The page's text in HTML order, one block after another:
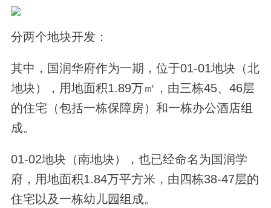
分两个地块开发：
其中，国润华府作为一期，位于01-01地块（北
地块），用地面积1.89万㎡，由三栋45、 46层
的住宅（包括一栋保障房）和一栋办公酒店组
成。
01-02地块（南地块），也已经命名为国润学
府，用地面积1.84万平方米，由四栋38-47层的
住宅以及一栋幼儿园组成。